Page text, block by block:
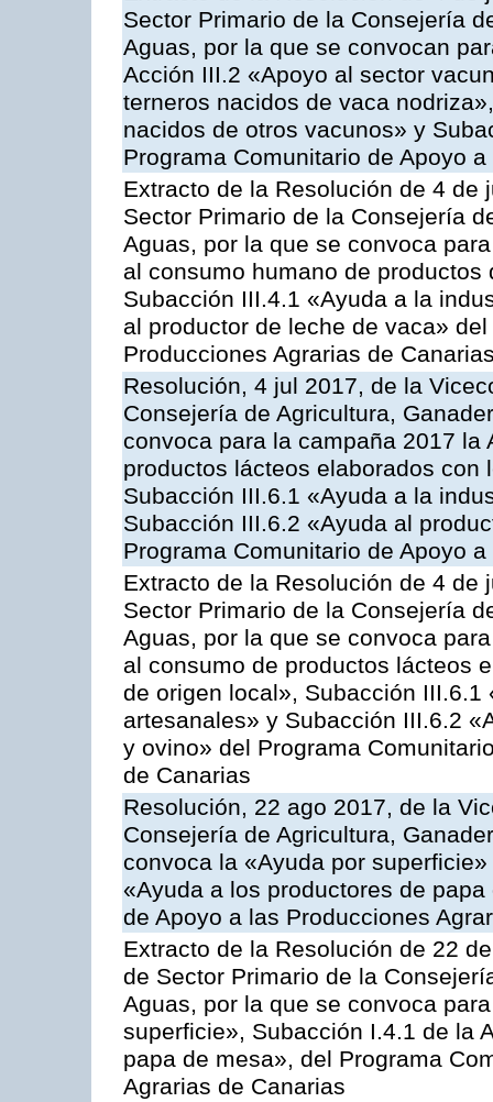
Sector Primario de la Consejería
Aguas, por la que se convocan
Acción III.2 «Apoyo al sector
terneros nacidos de vaca
nacidos de otros vacunos» y
Programa Comunitario de Apoyo
Extracto de la Resolución de 4
Sector Primario de la Consejería
Aguas, por la que se convoca
al consumo humano de
Subacción III.4.1 «Ayuda a la
al productor de leche de vaca»
Producciones Agrarias de
Resolución, 4 jul 2017, de la
Consejería de Agricultura,
convoca para la campaña 2017
productos lácteos elaborados
Subacción III.6.1 «Ayuda a la
Subacción III.6.2 «Ayuda al
Programa Comunitario de Apoyo
Extracto de la Resolución de 4
Sector Primario de la Consejería
Aguas, por la que se convoca
al consumo de productos lácteos
de origen local», Subacción
artesanales» y Subacción III.6.2
y ovino» del Programa
de Canarias
Resolución, 22 ago 2017, de la
Consejería de Agricultura,
convoca la «Ayuda por
«Ayuda a los productores de
de Apoyo a las Producciones
Extracto de la Resolución de 22
de Sector Primario de la
Aguas, por la que se convoca
superficie», Subacción I.4.1 de la
papa de mesa», del Programa
Agrarias de Canarias